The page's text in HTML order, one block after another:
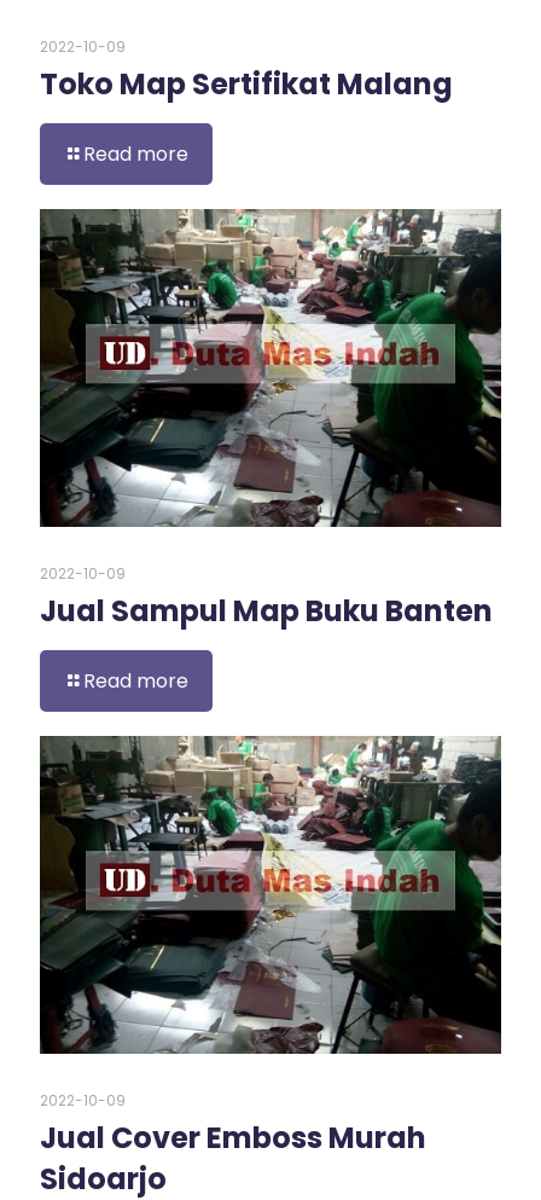
2022-10-09
Toko Map Sertifikat Malang
Read more
2022-10-09
Jual Sampul Map Buku Banten
Read more
2022-10-09
Jual Cover Emboss Murah
Sidoarjo